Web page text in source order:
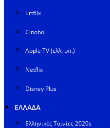
Ertflix
Cinobo
Apple TV (ελλ. υπ.)
Netflix
Disney Plus
ΕΛΛΑΔΑ
Ελληνικές Ταινίες 2020s